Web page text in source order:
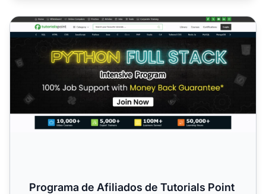
Programa de Afiliados de Tutorials Point
Programa de Afiliados de Tutorials Point